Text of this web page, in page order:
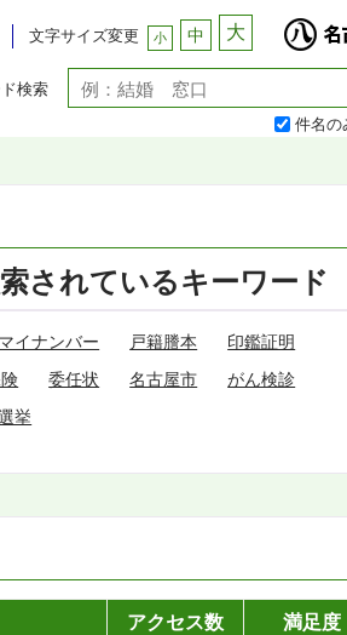
文字サイズ変更 小 中 大
検索
件名の
されているキーワード
マイナンバー 戸籍謄本
印鑑証明
委任状 名古屋市
がん検診
挙
アクセス数 満足度